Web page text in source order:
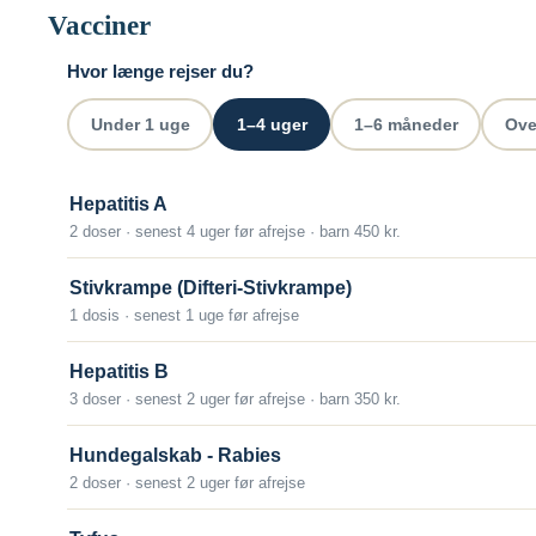
sygdommen koster hvert år ca. 50.000
infektionen når til hjernen, og man får rabies, er
Hvornår skal man vaccineres?
Antal doser
Alder
Beskyttelsens varighed
Efter grundvaccination med 2 doser skal der ikke
Vacciner
Hvor længe rejser du?
Under 1 uge 1–4 uger 1–6 måneder
Hepatitis A
2 doser · senest 4 uger før afrejse · barn 450 kr.
Stivkrampe (Difteri-Stivkrampe)
1 dosis · senest 1 uge før afrejse
Hepatitis B
3 doser · senest 2 uger før afrejse · barn 350 kr.
Hundegalskab - Rabies
2 doser · senest 2 uger før afrejse